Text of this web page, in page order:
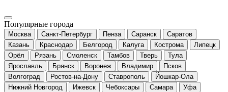
Популярные города
Москва Санкт-Петербург Пенза Саранск
Саратов
Казань
Краснодар Белгород Калуга Кострома
Липецк
Орёл
Рязань Смоленск Тамбов Тверь
Тула
Ярославль
Брянск Воронеж Владимир
Псков
Волгоград
Ростов-на-Дону Ставрополь
Йошкар-Ола
Нижний Новгород
Ижевск Чебоксары Самара
Уфа